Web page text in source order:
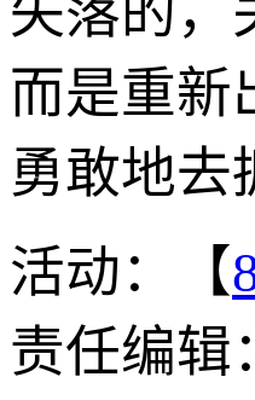
失落的，
而是重新
勇敢地去
活动：【
责任编辑